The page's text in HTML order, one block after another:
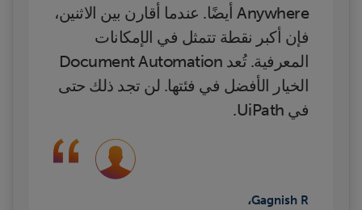
Anywhere أيضًا. عندما أقارن بين الاثنين،
فإن أكبر نقطة تتمثل في الإمكانات
المعرفية. تُعد Document Automation
الخيار الأفضل في فئتها. لن تجد ذلك حتى
في UiPath.
Gagnish R،